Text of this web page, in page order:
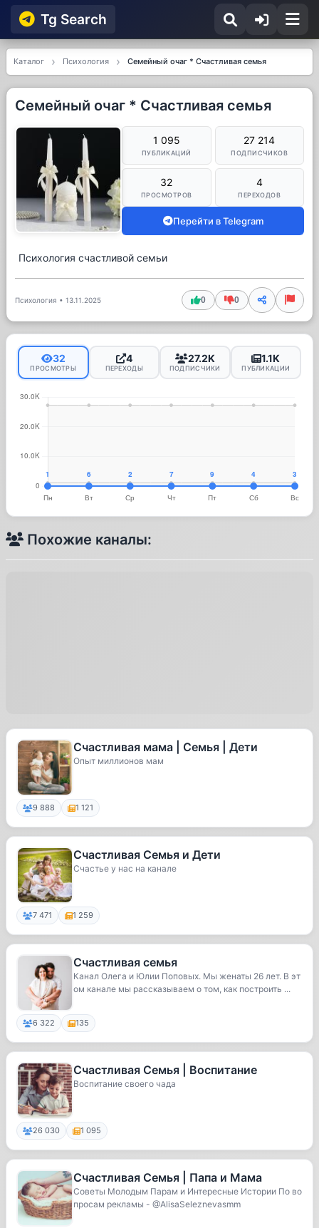
Tg Searсh
Каталог Психология Семейный очаг * Счастливая семья
Семейный очаг * Счастливая семья
1 095
ПУБЛИКАЦИЙ
27 214
ПОДПИСЧИКОВ
32
ПРОСМОТРОВ
4
ПЕРЕХОДОВ
Перейти в Telegram
Психология счастливой семьи
Психология • 13.11.2025 0 0
32
ПРОСМОТРЫ
4
ПЕРЕХОДЫ
27.2K
ПОДПИСЧИКИ
1.1K
ПУБЛИКАЦИИ
Похожие каналы:
Счастливая мама | Семья | Дети
Опыт миллионов мам
9 888 1 121
Счастливая Семья и Дети
Счастье у нас на канале
7 471 1 259
Счастливая семья
Канал Олега и Юлии Поповых. Мы женаты 26 лет. В эт
ом канале мы рассказываем о том, как построить ...
6 322 135
Счастливая Семья | Воспитание
Воспитание своего чада
26 030 1 095
Счастливая Семья | Папа и Мама
Советы Молодым Парам и Интересные Истории По во
просам рекламы - @AlisaSeleznevasmm